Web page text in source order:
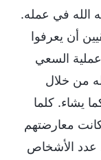
الله في عمله.
أن يعرفوا
عملية السعي
من خلال
يشاء. كلما
معارضتهم
عدد الأشخاص